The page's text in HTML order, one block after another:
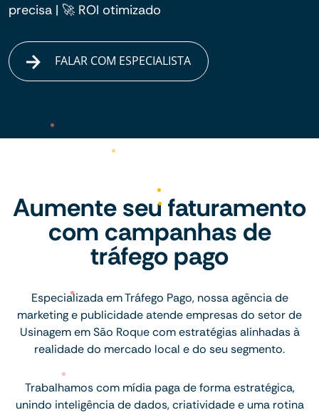
precisa | 🚀 ROI otimizado
FALAR COM ESPECIALISTA
Aumente seu faturamento
com campanhas de
tráfego pago
Especializada em Tráfego Pago, nossa agência de
marketing e publicidade atende empresas do setor de
Usinagem em São Roque com estratégias alinhadas à
realidade do mercado local e do seu segmento.
Trabalhamos com mídia paga de forma estratégica,
unindo inteligência de dados, criatividade e uma rotina